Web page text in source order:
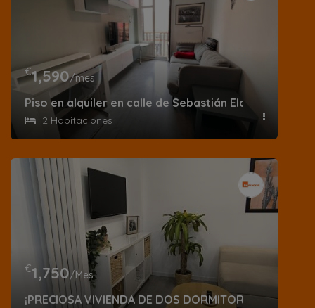
€1,590/mes
Piso en alquiler en calle de Sebastián Elcano
2 Habitaciones
€1,750/Mes
¡PRECIOSA VIVIENDA DE DOS DORMITORIOS,